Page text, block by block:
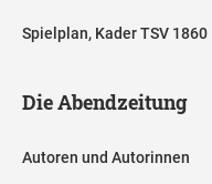
Spielplan, Kader TSV 1860
Die Abendzeitung
Autoren und Autorinnen